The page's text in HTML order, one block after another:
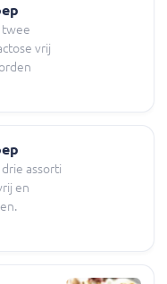
twee
vrij
assorti
en